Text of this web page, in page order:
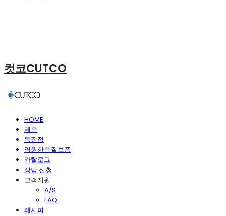
컷코CUTCO
HOME
제품
특장점
영원한품질보증
카탈로그
상담 신청
고객지원
A/S
FAQ
레시피